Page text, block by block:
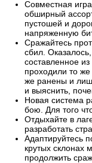
Совместная
обширный
пустошей и
напряженную
Сражайтесь
сбил.
составленное
проходили то
же ранены и
и выяснить,
Новая система
бою. Для того
Отдыхайте в
разработать
Адаптируйтесь
крутых склонах
продолжить